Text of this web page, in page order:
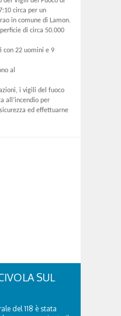
circa per un
in comune di Lamon.
di circa 50.000
con 22 uomini e 9
al
i vigili del fuoco
all’incendio per
ed effettuarne
SUL
del 118 è stata